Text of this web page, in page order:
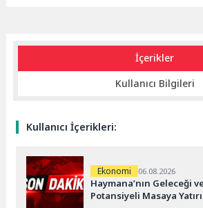
İçerikler
Kullanıcı Bilgileri
Kullanıcı İçerikleri:
Ekonomi 06.08.2026
Haymana’nın Geleceği
Potansiyeli Masaya